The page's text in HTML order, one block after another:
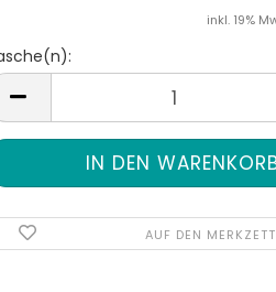
inkl. 19%
AUF DEN